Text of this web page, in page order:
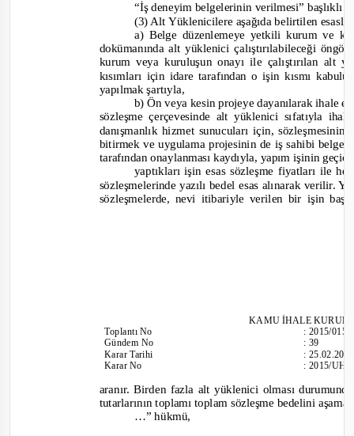
“İş deneyim belgelerinin verilmesi” başlıklı
(3) Alt Yüklenicilere aşağıda belirtilen
a) Belge düzenlemeye yetkili kurum ve
dokümanında alt yüklenici çalıştırılabileceği
kurum veya kuruluşun onayı ile çalıştırılan alt
kısımları için idare tarafından o işin kısmı
yapılmak şartıyla,
b) Ön veya kesin projeye dayanılarak ihale
sözleşme çerçevesinde alt yüklenici sıfatıyla
danışmanlık hizmet sunucuları için,
bitirmek ve uygulama projesinin de iş sahibi
tarafından onaylanması kaydıyla, yapım işinin
yaptıkları işin esas sözleşme fiyatları ile
sözleşmelerinde yazılı bedel esas alınarak verilir.
sözleşmelerde, nevi itibariyle verilen bir işin
KAMU İHALE
ToplantıNo
Gündem No
Karar Tarihi
Karar No
:2015/015
:39
:
:2015/
aranır. Birden fazla alt yüklenici olması
tutarlarının toplamı toplam sözleşme bedelini
…”hükmü,